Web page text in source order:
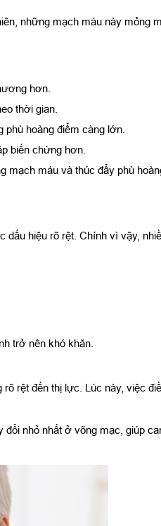
những mạch máu này mỏng
hơn.
thời gian.
hoàng điểm càng lớn.
biến chứng hơn.
mạch máu và thúc đẩy phù
hiệu rõ rệt. Chính vì vậy,
trở nên khó khăn.
rệt đến thị lực. Lúc này, việc
nhỏ nhất ở võng mạc, giúp